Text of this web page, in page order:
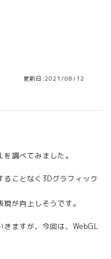
更新日:2021/08/12
調べてみました。
ことなく3Dグラフィック
が向上しそうです。
きますが、今回は、WebGL